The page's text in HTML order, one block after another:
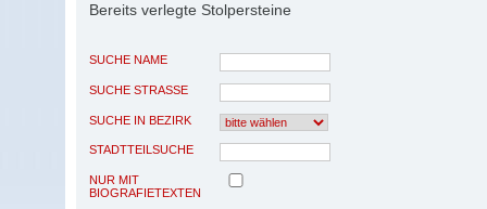
Bereits verlegte Stolpersteine
SUCHE NAME
SUCHE STRASSE
SUCHE IN BEZIRK
STADTTEILSUCHE
NUR MIT
BIOGRAFIETEXTEN